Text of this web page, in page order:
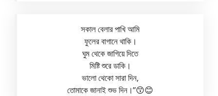
সকাল বেলার পাখি আমি
ফুলের বাগানে থাকি।
ঘুম থেকে জাগিয়ে দিতে
মিষ্টি শুরে ডাকি।
ভালো থেকো সারা দিন,
তোমাকে জানাই শুভ দিন।”😙😊